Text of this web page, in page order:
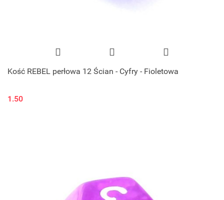
Kość REBEL perłowa 12 Ścian - Cyfry - Fioletowa
1.50